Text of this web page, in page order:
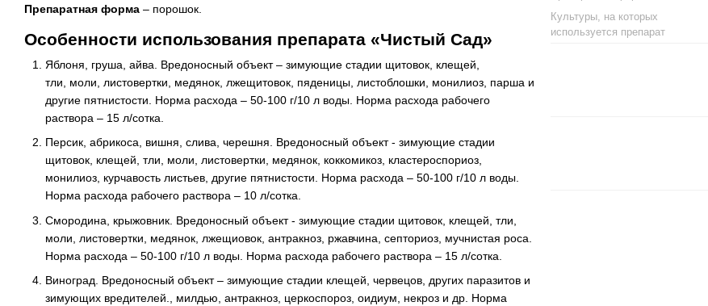
Препаратная форма – порошок.
Особенности использования препарата «Чистый Сад»
Яблоня, груша, айва. Вредоносный объект – зимующие стадии щитовок, клещей,
тли, моли , листовертки, медянок, лжещитовок, пяденицы, листоблошки, монилиоз, парша и
другие пятнистости. Норма расхода – 50-100 г/10 л воды. Норма расхода рабочего
раствора – 15 л/сотка.
Персик, абрикоса, вишня, слива, черешня. Вредоносный объект - зимующие стадии
щитовок, клещей, тли, моли, листовертки, медянок, коккомикоз, кластероспориоз,
монилиоз, курчавость листьев, другие пятнистости. Норма расхода – 50-100 г/10 л воды.
Норма расхода рабочего раствора – 10 л/сотка.
Смородина, крыжовник. Вредоносный объект - зимующие стадии щитовок, клещей, тли,
моли, листовертки, медянок, лжещиовок, антракноз, ржавчина, септориоз, мучнистая роса.
Норма расхода – 50-100 г/10 л воды. Норма расхода рабочего раствора – 15 л/сотка.
Виноград. Вредоносный объект – зимующие стадии клещей, червецов, других паразитов и
зимующих вредителей., милдью, антракноз, церкоспороз, оидиум, некроз и др. Норма
Культуры, на которых
используется препарат